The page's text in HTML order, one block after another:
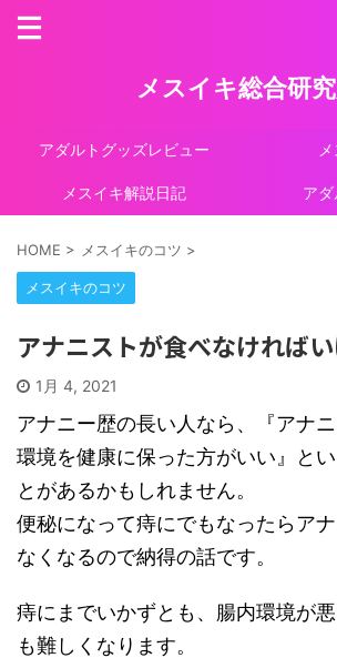
メスイキ総合研
アダルトグッズレビュー
メスイキ解説日記 ア
HOME > メスイキのコツ >
メスイキのコツ
アナニストが食べなければ
1月 4, 2021
アナニー歴の長い人なら、『アナ
環境を健康に保った方がいい』と
とがあるかもしれません。
便秘になって痔にでもなったらア
なくなるので納得の話です。
痔にまでいかずとも、腸内環境が
も難しくなります。